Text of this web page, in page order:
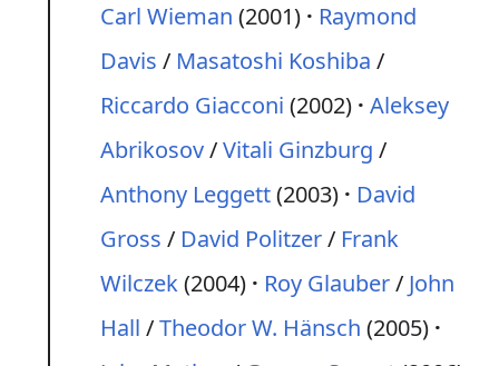
Carl Wieman (2001)
Raymond
Davis / Masatoshi Koshiba /
Riccardo Giacconi (2002) Aleksey
Abrikosov/Vitali Ginzburg /
Anthony Leggett(2003)
David
Gross / David Politzer/ Frank
Wilczek(2004) Roy Glauber/ John
Hall /Theodor W. Hänsch (2005)